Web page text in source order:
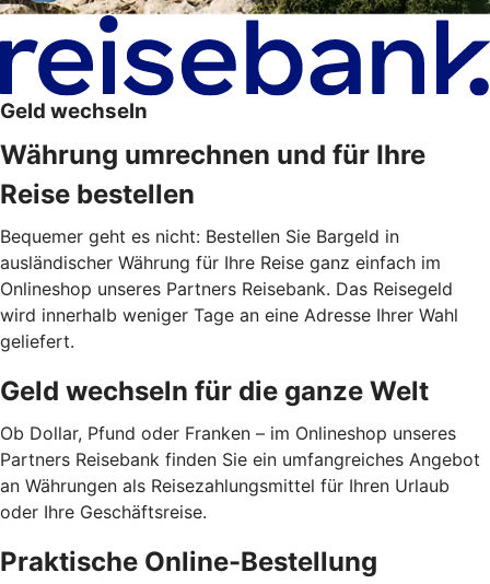
Geld wechseln
Währung umrechnen und für Ihre
Reise bestellen
Bequemer geht es nicht: Bestellen Sie Bargeld in
ausländischer Währung für Ihre Reise ganz einfach im
Onlineshop unseres Partners Reisebank. Das Reisegeld
wird innerhalb weniger Tage an eine Adresse Ihrer Wahl
geliefert.
Geld wechseln für die ganze Welt
Ob Dollar, Pfund oder Franken – im Onlineshop unseres
Partners Reisebank finden Sie ein umfangreiches Angebot
an Währungen als Reisezahlungsmittel für Ihren Urlaub
oder Ihre Geschäftsreise.
Praktische Online-Bestellung